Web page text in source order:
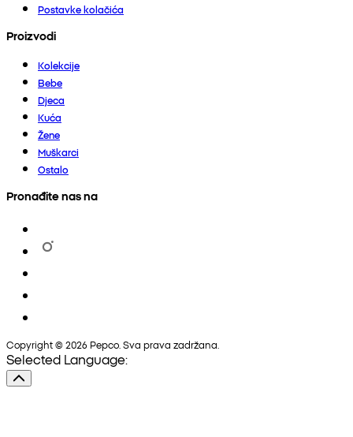
Postavke kolačića
Proizvodi
Kolekcije
Bebe
Djeca
Kuća
Žene
Muškarci
Ostalo
Pronađite nas na
Copyright © 2026 Pepco. Sva prava zadržana.
Selected Language: